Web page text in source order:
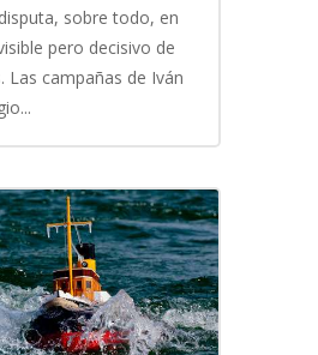
sobre todo, en
pero decisivo de
Las campañas de Iván